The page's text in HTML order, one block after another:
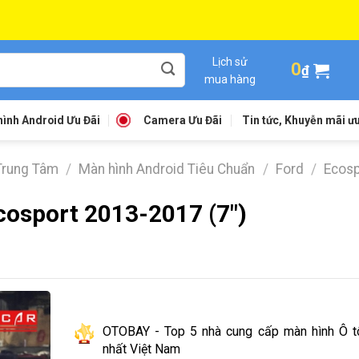
Lịch sử
mua hàng
0₫
Android Ưu Đãi Camera Ưu Đãi Tin tức, Khuyễn mãi
Tâm / Màn hình Android Tiêu Chuẩn / Ford /
2013-2017 (7″)
OTOBAY - Top 5 nhà cung cấp màn hình Ô
nhất Việt Nam